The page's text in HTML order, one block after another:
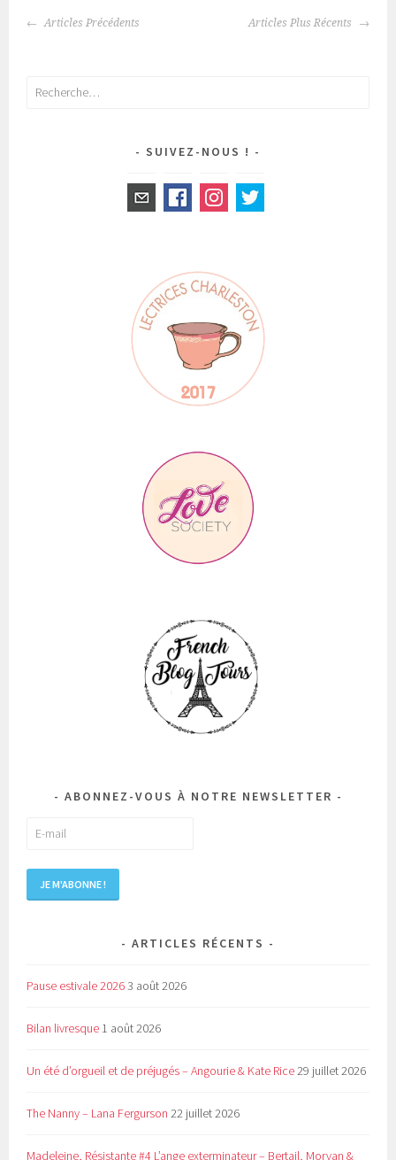
ARTICLES
Articles Précédents Articles Plus Récents
Rechercher :
SUIVEZ-NOUS !
ABONNEZ-VOUS À NOTRE NEWSLETTER
ARTICLES RÉCENTS
Pause estivale 20263 août 2026
Bilan livresque 1 août 2026
Un été d’orgueil et de préjugés – Angourie & Kate Rice29 juillet 2026
The Nanny – Lana Fergurson 22 juillet 2026
Madeleine, Résistante #4 L’ange exterminateur – Bertail, Morvan &